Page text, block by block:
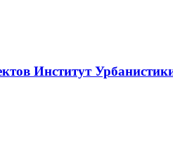
Институт